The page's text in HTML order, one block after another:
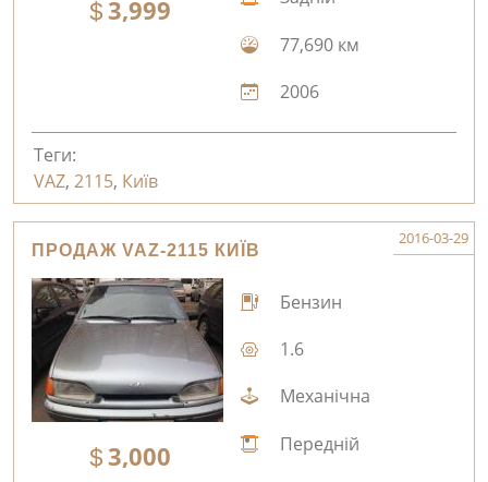
3,999
77,690 км
2006
Теги:
VAZ, 2115, Київ
ПРОДАЖ VAZ-2115 КИЇВ
2016-03-29
3,000
Бензин
1.6
Механічна
Передній